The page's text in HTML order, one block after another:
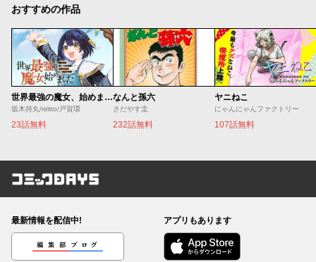
おすすめの作品
世界最強の魔女、始めました ～私だけ『攻略サイト』を見れる世界で自由に生きます～
坂木持丸/riritto/戸賀環
23話無料
なんと孫六
さだやす圭
232話無料
ヤニねこ
にゃんにゃんファクトリー
107話無料
コミックDAYS
最新情報を配信中!
編集部ブログ
アプリもあります